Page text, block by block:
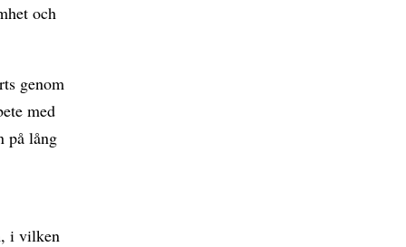
och
genom
med
på lång
i vilken